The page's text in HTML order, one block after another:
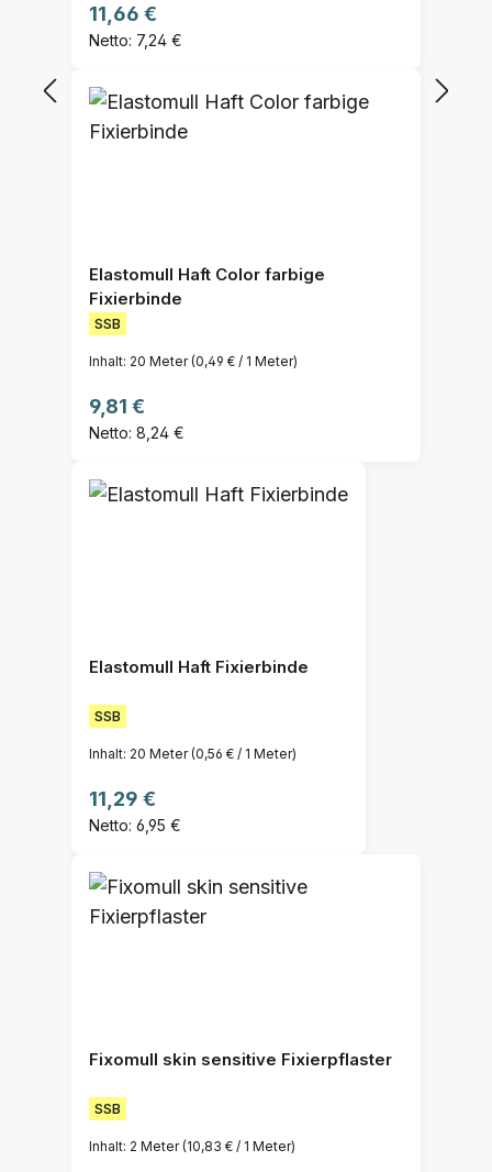
Regulärer Preis:
11,66 €
Netto: 7,24 €
Elastomull Haft Color farbige
Fixierbinde
SSB
Inhalt: 20 Meter(0,49 € / 1 Meter)
Regulärer Preis:
9,81 €
Netto: 8,24 €
Elastomull Haft Fixierbinde
SSB
Inhalt: 20 Meter(0,56 € / 1 Meter)
Regulärer Preis:
11,29 €
Netto: 6,95 €
Fixomull skin sensitive Fixierpflaster
SSB
Inhalt: 2 Meter(10,83 € / 1 Meter)